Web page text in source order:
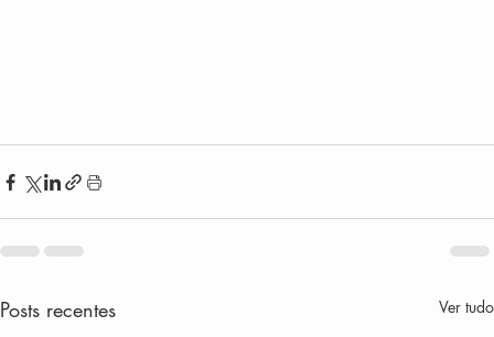
Posts recentes Ver tudo